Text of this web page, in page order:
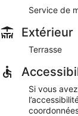
Service de
Extérieur
Terrasse
Si vous